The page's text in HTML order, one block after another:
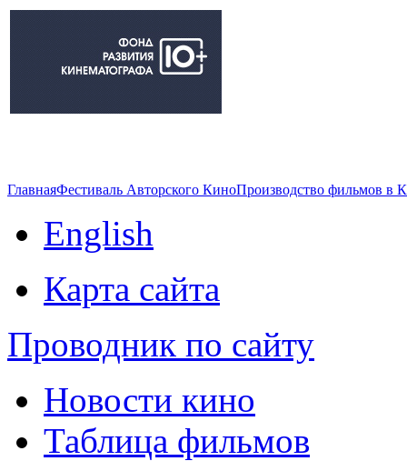
ГлавнаяФестиваль Авторского КиноПроизводство фильмов в
English
Карта сайта
Проводник по сайту
Новости кино
Таблица фильмов